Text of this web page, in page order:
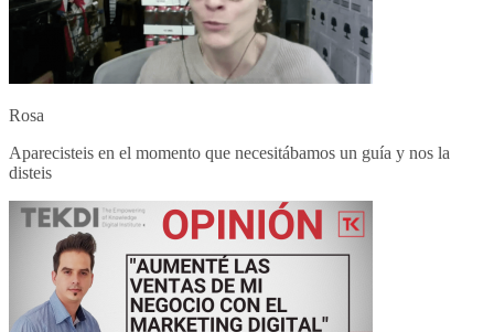
Rosa
Aparecisteis en el momento que necesitábamos un guía y nos la
disteis